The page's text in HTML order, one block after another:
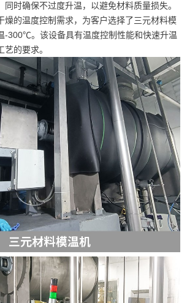
同时确保不过度升温，以避免材料质量损失。
燥的温度控制需求，为客户选择了三元材料模
-300℃。该设备具有温度控制性能和快速升温
的要求。